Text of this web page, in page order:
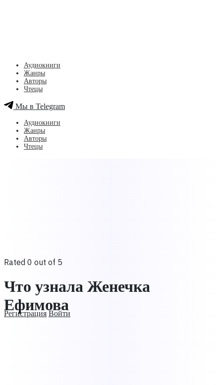
Регистрация Войти
Аудиокниги
Жанры
Авторы
Чтецы
Мы в Telegram
Аудиокниги
Жанры
Авторы
Чтецы
Rated 0 out of 5
Что узнала Женечка
Ефимова